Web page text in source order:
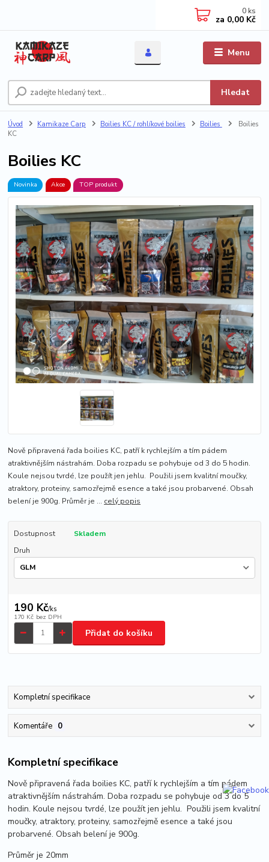
Menu
Hledat
0 ks
za 0,00 Kč
Úvod Kamikaze Carp Boilies KC / rohlíkové boilies Boilies
Boilies
KC
Boilies KC
Novinka Akce TOP produkt
Nově připravená řada boilies KC, patří k rychlejším a tím pádem
atraktivnějším nástrahám. Doba rozpadu se pohybuje od 3 do 5 hodin.
Koule nejsou tvrdé, lze použít jen jehlu. Použili jsem kvalitní moučky,
atraktory, proteiny, samozřejmě esence a také jsou probarvené. Obsah
belení je 900g. Průměr je ... celý popis
Dostupnost
Skladem
Druh
190 Kč/ks
170 Kč bez DPH
Přidat do košíku
Kompletní specifikace
Komentáře 0
Kompletní specifikace
Nově připravená řada boilies KC, patří k rychlejším a tím pádem
atraktivnějším nástrahám. Doba rozpadu se pohybuje od 3 do 5
hodin. Koule nejsou tvrdé, lze použít jen jehlu. Použili jsem kvalitní
moučky, atraktory, proteiny, samozřejmě esence a také jsou
probarvené. Obsah belení je 900g.
Průměr je 20mm